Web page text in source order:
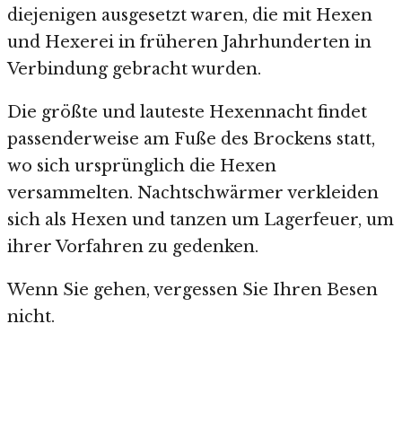
diejenigen ausgesetzt waren, die mit Hexen
und Hexerei in früheren Jahrhunderten in
Verbindung gebracht wurden.
Die größte und lauteste Hexennacht findet
passenderweise am Fuße des Brockens statt,
wo sich ursprünglich die Hexen
versammelten. Nachtschwärmer verkleiden
sich als Hexen und tanzen um Lagerfeuer, um
ihrer Vorfahren zu gedenken.
Wenn Sie gehen, vergessen Sie Ihren Besen
nicht.